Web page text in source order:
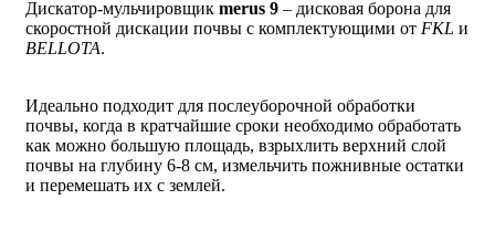
Дискатор-мульчировщик merus 9 – дисковая борона для
скоростной дискации почвы с комплектующими от FKL и
BELLOTA.
Идеально подходит для послеуборочной обработки
почвы, когда в кратчайшие сроки необходимо обработать
как можно большую площадь, взрыхлить верхний слой
почвы на глубину 6-8 см, измельчить пожнивные остатки
и перемешать их с землей.